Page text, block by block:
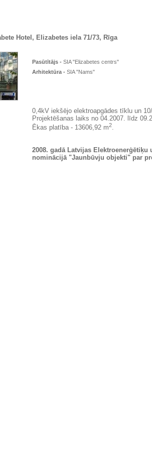
Hotel, Elizabetes iela 71/73, Rīga
Pasūtītājs - SIA "Elizabetes centrs"
Arhitektūra - SIA "Nams"
0,4kV iekšējo elektroapgādes tīklu un
Projektēšanas laiks no 04.2007. līdz
Ēkas platība - 13606,92 m2.
2008. gadā Latvijas
nominācijā "Jaunbūvju objekti" par